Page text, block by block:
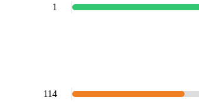
1
114